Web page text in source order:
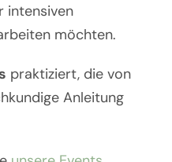
intensiven
möchten.
praktiziert, die von
Anleitung